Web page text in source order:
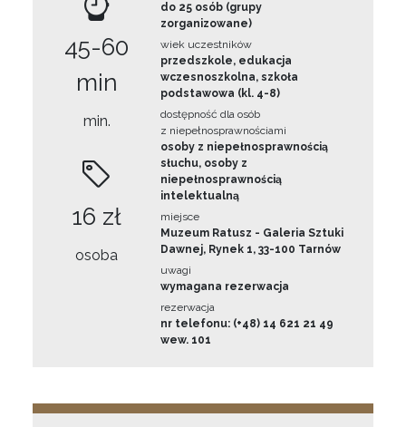
45-60
min
min.
16 zł
osoba
do 25 osób (grupy
zorganizowane)
wiek uczestników
przedszkole, edukacja
wczesnoszkolna, szkoła
podstawowa (kl. 4-8)
dostępność dla osób
z niepełnosprawnościami
osoby z niepełnosprawnością
słuchu, osoby z
niepełnosprawnością
intelektualną
miejsce
Muzeum Ratusz - Galeria Sztuki
Dawnej, Rynek 1, 33-100 Tarnów
uwagi
wymagana rezerwacja
rezerwacja
nr telefonu: (+48) 14 621 21 49
wew. 101